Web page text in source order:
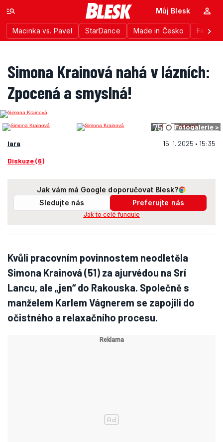
Macinka vs. Pavel StarDance Made in Česko
Můj Blesk
Simona Krainová nahá v lázních:
Zpocená a smyslná!
75
Fotogalerie >
lara
15. 1. 2025 • 15:35
Diskuze (6)
Jak vám má Google doporučovat Blesk?
Sledujte nás
Preferujte nás
Jak to celé funguje
Kvůli pracovním povinnostem neodletěla
Simona Krainová (51) za ajurvédou na Srí
Lancu, ale „jen“ do Rakouska. Společně s
manželem Karlem Vágnerem se zapojili do
očistného a relaxačního procesu.